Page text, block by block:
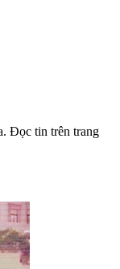
Đọc tin trên trang